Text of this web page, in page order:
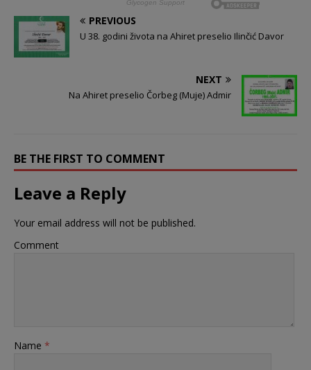
PREVIOUS
U 38. godini života na Ahiret preselio Ilinčić Davor
NEXT
Na Ahiret preselio Čorbeg (Muje) Admir
BE THE FIRST TO COMMENT
Leave a Reply
Your email address will not be published.
Comment
Name *